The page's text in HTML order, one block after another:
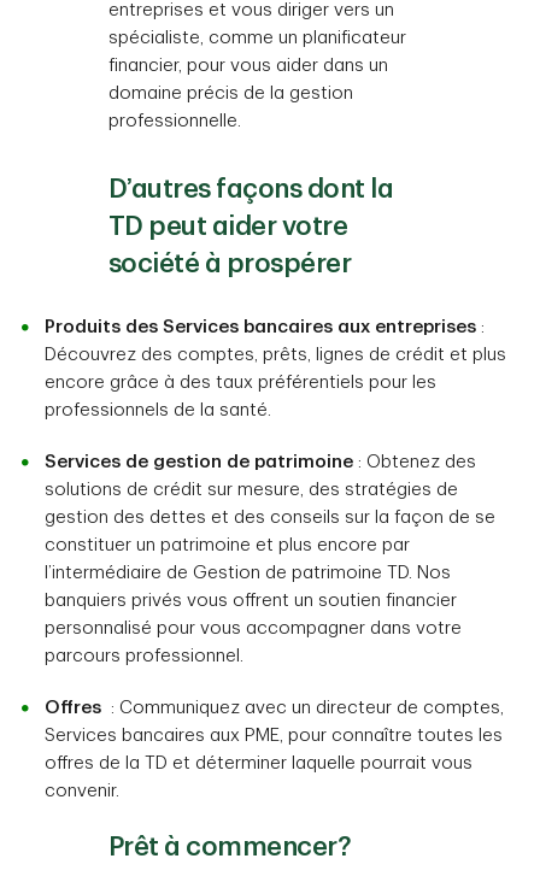
entreprises et vous diriger vers un
spécialiste, comme un planificateur
financier, pour vous aider dans un
domaine précis de la gestion
professionnelle.
D’autres façons dont la
TD peut aider votre
société à prospérer
Produits des Services bancaires aux entreprises :
Découvrez des comptes, prêts, lignes de crédit et plus
encore grâce à des taux préférentiels pour les
professionnels de la santé.
Services de gestion de patrimoine : Obtenez des
solutions de crédit sur mesure, des stratégies de
gestion des dettes et des conseils sur la façon de se
constituer un patrimoine et plus encore par
l’intermédiaire de Gestion de patrimoine TD. Nos
banquiers privés vous offrent un soutien financier
personnalisé pour vous accompagner dans votre
parcours professionnel.
Offres : Communiquez avec un directeur de comptes,
Services bancaires aux PME, pour connaître toutes les
offres de la TD et déterminer laquelle pourrait vous
convenir.
Prêt à commencer?